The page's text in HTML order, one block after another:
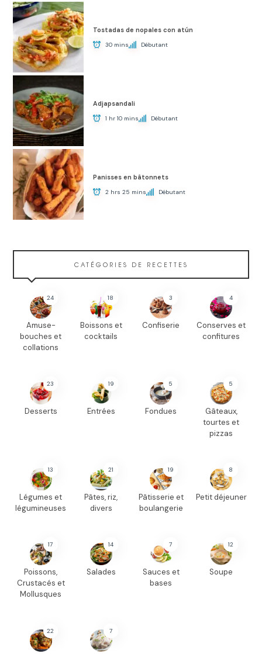
Tostadas de nopales con atún
30 mins Débutant
Adjapsandali
1 hr 10 mins Débutant
Panisses en bâtonnets
2 hrs 25 mins Débutant
CATÉGORIES DE RECETTES
24
Amuse-
bouches et
collations
18
Boissons et
cocktails
3
Confiserie
4
Conserves et
confitures
23
Desserts
19
Entrées
5
Fondues
5
Gâteaux,
tourtes et
pizzas
13
Légumes et
légumineuses
21
Pâtes, riz,
divers
19
Pâtisserie et
boulangerie
8
Petit déjeuner
17
Poissons,
Crustacés et
Mollusques
14
Salades
7
Sauces et
bases
12
Soupe
22 7